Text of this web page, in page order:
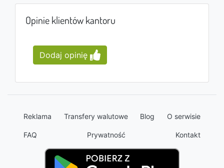
Opinie klientów kantoru
Dodaj opinię
Reklama Transfery walutowe Blog O serwisie
FAQ Prywatność Kontakt